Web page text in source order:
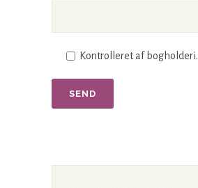
Kontrolleret af bogholderi.